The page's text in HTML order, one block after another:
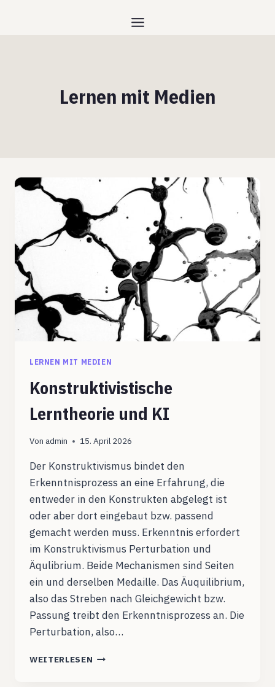
Lernen mit Medien
LERNEN MIT MEDIEN
Konstruktivistische
Lerntheorie und KI
Von admin 15. April 2026
Der Konstruktivismus bindet den
Erkenntnisprozess an eine Erfahrung, die
entweder in den Konstrukten abgelegt ist
oder aber dort eingebaut bzw. passend
gemacht werden muss. Erkenntnis erfordert
im Konstruktivismus Perturbation und
Äqulibrium. Beide Mechanismen sind Seiten
ein und derselben Medaille. Das Äuquilibrium,
also das Streben nach Gleichgewicht bzw.
Passung treibt den Erkenntnisprozess an. Die
Perturbation, also…
WEITERLESEN KONSTRUKTIVISTISCHE